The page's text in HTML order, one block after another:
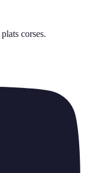
plats corses.